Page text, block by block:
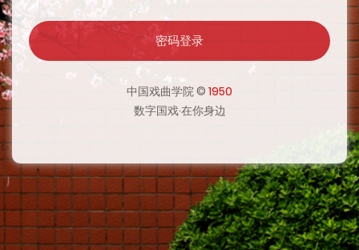
为进一步提高网络安全防护能力，数字国戏已开启登录短
信验证，当用户使用新设备登录时，将需要使用手机验证
码二次验证身份，验证通过后在一定时期内将无需再次验
证，感谢您对网络安全工作的支持。
密码登录
中国戏曲学院 © 1950
数字国戏·在你身边